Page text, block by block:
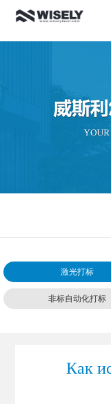
激光打标
非标自动化打标
Как